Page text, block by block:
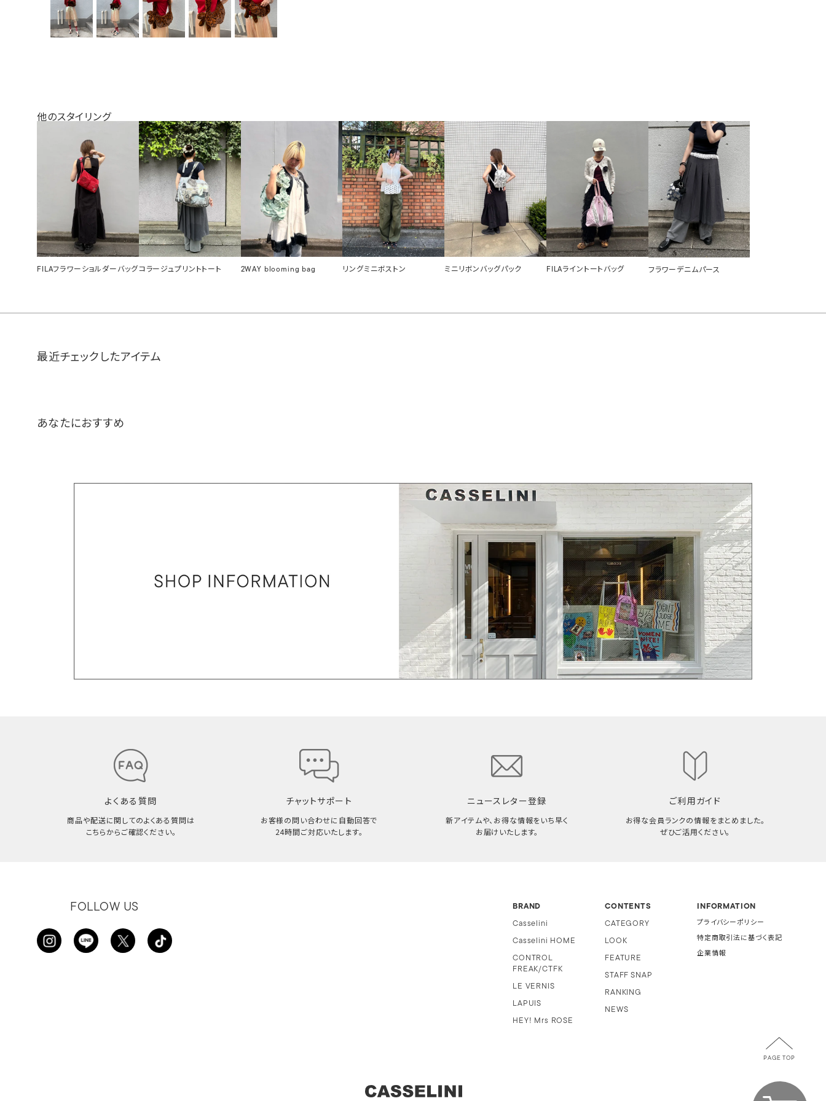
他のスタイリング
FILAフラワーショルダーバッグ コラージュプリントトート 2WAY blooming bag リングミニボストン ミニリボンバッグパック FILAライントートバッグ フラワーデニムパース
最近チェックしたアイテム
あなたにおすすめ
よくある質問
商品や配送に関してのよくある質問は
こちらからご確認ください。
チャットサポート
お客様の問い合わせに自動回答で
24時間ご対応いたします。
ニュースレター登録
新アイテムや、お得な情報をいち早く
お届けいたします。
ご利用ガイド
お得な会員ランクの情報をまとめました。
ぜひご活用ください。
FOLLOW US BRAND
Casselini
Casselini HOME
CONTROL
FREAK/CTFK
LE VERNIS
LAPUIS
HEY! Mrs ROSE
CONTENTS
CATEGORY
LOOK
FEATURE
STAFF SNAP
RANKING
NEWS
INFORMATION
プライバシーポリシー
特定商取引法に基づく表記
企業情報
PAGE TOP